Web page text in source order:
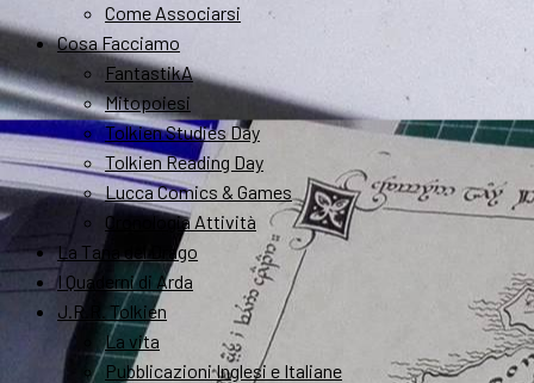
Come Associarsi
Cosa Facciamo
FantastikA
Mitopoiesi
Tolkien Studies Day
Tolkien Reading Day
Lucca Comics & Games
Cronologia Attività
La Tana del Drago
I Quaderni di Arda
J.R.R. Tolkien
La vita
Pubblicazioni Inglesi e Italiane